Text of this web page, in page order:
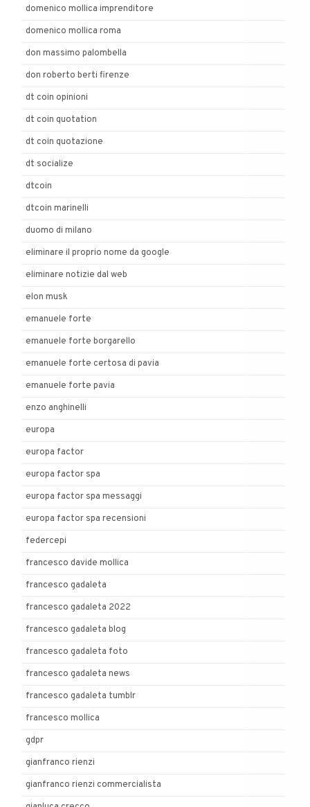
domenico mollica imprenditore
domenico mollica roma
don massimo palombella
don roberto berti firenze
dt coin opinioni
dt coin quotation
dt coin quotazione
dt socialize
dtcoin
dtcoin marinelli
duomo di milano
eliminare il proprio nome da google
eliminare notizie dal web
elon musk
emanuele forte
emanuele forte borgarello
emanuele forte certosa di pavia
emanuele forte pavia
enzo anghinelli
europa
europa factor
europa factor spa
europa factor spa messaggi
europa factor spa recensioni
federcepi
francesco davide mollica
francesco gadaleta
francesco gadaleta 2022
francesco gadaleta blog
francesco gadaleta foto
francesco gadaleta news
francesco gadaleta tumblr
francesco mollica
gdpr
gianfranco rienzi
gianfranco rienzi commercialista